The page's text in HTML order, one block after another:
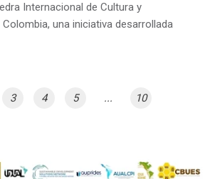
Internacional de Cultura y
una iniciativa desarrollada
3 4 5 ... 10